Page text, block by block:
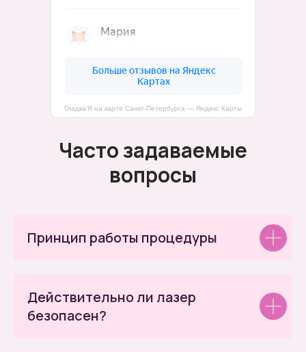
Гладка'Я на карте Санкт‑Петербурга — Яндекс Карты
Часто задаваемые
вопросы
Принцип работы процедуры
Действительно ли лазер
безопасен?